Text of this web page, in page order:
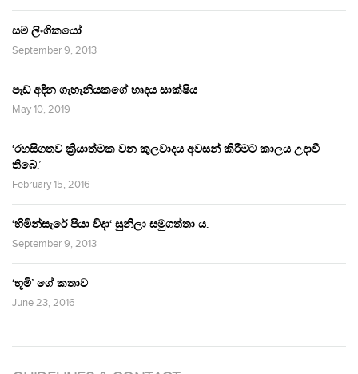
සම ලිංගිකයෝ
September 9, 2013
පෑඩ් අඳින ගැහැනියකගේ හෘදය සාක්ෂිය
May 10, 2019
‘රහසිගතව ක්‍රියාත්මක වන කුලවාදය අවසන් කිරීමට කාලය උදාවී
තිබේ.’
February 15, 2016
‘හිමින්සැරේ පියා විදා‘ සුනිලා සමුගත්තා ය.
September 9, 2013
‘භූමි’ ගේ කතාව
June 23, 2016